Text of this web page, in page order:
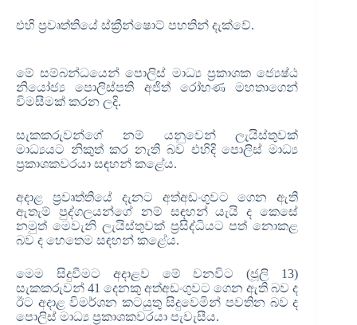
එහි ප්‍රවෘත්තියේ ස්ක්‍රීන්ෂොට් පහතින් දැක්වේ.
මේ සම්බන්ධයෙන් පොලිස් මාධ්‍ය ප්‍රකාශක ජ්‍යෙෂ්ඨ
නියෝජ්‍ය පොලිස්පති අජිත් රෝහණ මහතාගෙන්
විමසීමක් කරන ලදි.
සැකකරුවන්ගේ නම් යනුවෙන් ලැයිස්තුවක්
මාධ්‍යයට නිකුත් කර නැති බව එහිදි පොලිස් මාධ්‍ය
ප්‍රකාශකවරයා සඳහන් කළේය.
අදාළ ප්‍රවෘත්තියේ දැනට අත්අඩංගුවට ගෙන ඇති
ඇතැම් පුද්ගලයන්ගේ නම් සඳහන් යැයි ද කෙසේ
නමුත් මෙවැනි ලැයිස්තුවක් ප්‍රසිද්ධියට පත් නොකළ
බව ද හෙතෙම සඳහන් කළේය.
මෙම සිදුවීමට අදාළව මේ වනවිට (ජූලි 13)
සැකකරුවන් 41 දෙනකු අත්අඩංගුවට ගෙන ඇති බව ද
ඊට අදාළ විමර්ශන කටයුතු සිදුවෙමින් පවතින බව ද
පොලිස් මාධ්‍ය ප්‍රකාශකවරයා පැවැසීය.